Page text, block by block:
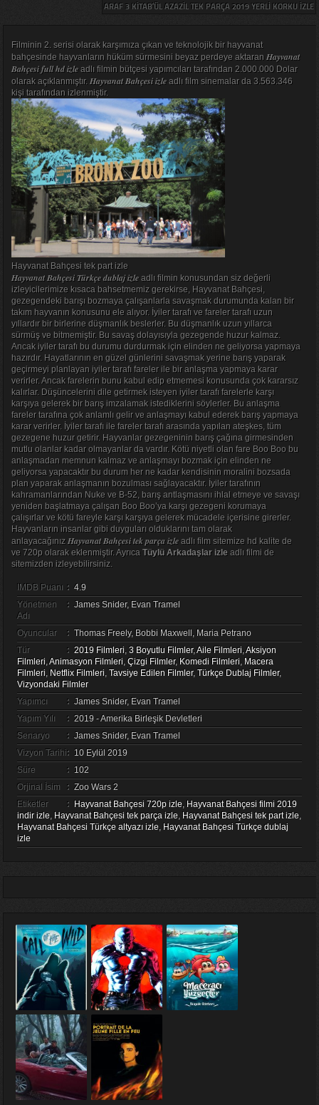
ARAF 3 KITAB’ÜL AZAZIL TEK PARÇA 2019 YERLI KORKU IZLE
Filminin 2. serisi olarak karşımıza çıkan ve teknolojik bir hayvanat
bahçesinde hayvanların hüküm sürmesini beyaz perdeye aktaran Hayvanat
Bahçesi full hd izleadlı filmin bütçesi yapımcıları tarafından 2.000.000 Dolar
olarak açıklanmıştır. Hayvanat Bahçesi izleadlı film sinemalar da 3.563.346
kişi tarafından izlenmiştir.
Hayvanat Bahçesi tek part izle
Hayvanat Bahçesi Türkçe dublaj izleadlı filmin konusundan siz değerli
izleyicilerimize kısaca bahsetmemiz gerekirse, Hayvanat Bahçesi,
gezegendeki barışı bozmaya çalışanlarla savaşmak durumunda kalan bir
takım hayvanın konusunu ele alıyor. İyiler tarafı ve fareler tarafı uzun
yıllardır bir birlerine düşmanlık beslerler. Bu düşmanlık uzun yıllarca
sürmüş ve bitmemiştir. Bu savaş dolayısıyla gezegende huzur kalmaz.
Ancak iyiler tarafı bu durumu durdurmak için elinden ne geliyorsa yapmaya
hazırdır. Hayatlarının en güzel günlerini savaşmak yerine barış yaparak
geçirmeyi planlayan iyiler tarafı fareler ile bir anlaşma yapmaya karar
verirler. Ancak farelerin bunu kabul edip etmemesi konusunda çok kararsız
kalırlar. Düşüncelerini dile getirmek isteyen iyiler tarafı farelerle karşı
karşıya gelerek bir barış imzalamak istediklerini söylerler. Bu anlaşma
fareler tarafına çok anlamlı gelir ve anlaşmayı kabul ederek barış yapmaya
karar verirler. İyiler tarafı ile fareler tarafı arasında yapılan ateşkes, tüm
gezegene huzur getirir. Hayvanlar gezegeninin barış çağına girmesinden
mutlu olanlar kadar olmayanlar da vardır. Kötü niyetli olan fare Boo Boo bu
anlaşmadan memnun kalmaz ve anlaşmayı bozmak için elinden ne
geliyorsa yapacaktır bu durum her ne kadar kendisinin moralini bozsada
plan yaparak anlaşmanın bozulması sağlayacaktır. İyiler tarafının
kahramanlarından Nuke ve B-52, barış antlaşmasını ihlal etmeye ve savaşı
yeniden başlatmaya çalışan Boo Boo’ya karşı gezegeni korumaya
çalışırlar ve kötü fareyle karşı karşıya gelerek mücadele içerisine girerler.
Hayvanların insanlar gibi duyguları olduklarını tam olarak
anlayacağınız Hayvanat Bahçesi tek parça izleadlı film sitemize hd kalite de
ve 720p olarak eklenmiştir. Ayrıca Tüylü Arkadaşlar izleadlı filmi de
sitemizden izleyebilirsiniz.
IMDB Puanı : 4.9
Yönetmen
Adı
: James Snider, Evan Tramel
Oyuncular : Thomas Freely, Bobbi Maxwell, Maria Petrano
Tür
: 2019 Filmleri, 3 Boyutlu Filmler,Aile Filmleri,Aksiyon
Filmleri,Animasyon Filmleri, Çizgi Filmler, Komedi Filmleri, Macera
Filmleri, Netflix Filmleri, Tavsiye Edilen Filmler, Türkçe Dublaj Filmler,
Vizyondaki Filmler
Yapımcı
: James Snider, Evan Tramel
Yapım Yılı
: 2019 - Amerika Birleşik Devletleri
Senaryo
: James Snider, Evan Tramel
Vizyon Tarihi: 10 Eylül 2019
Süre
: 102
Orjinal İsim
: Zoo Wars 2
Etiketler
: Hayvanat Bahçesi 720p izle, Hayvanat Bahçesi filmi 2019
indir izle, Hayvanat Bahçesi tek parça izle, Hayvanat Bahçesi tek part izle,
Hayvanat Bahçesi Türkçe altyazı izle, Hayvanat Bahçesi Türkçe dublaj
izle